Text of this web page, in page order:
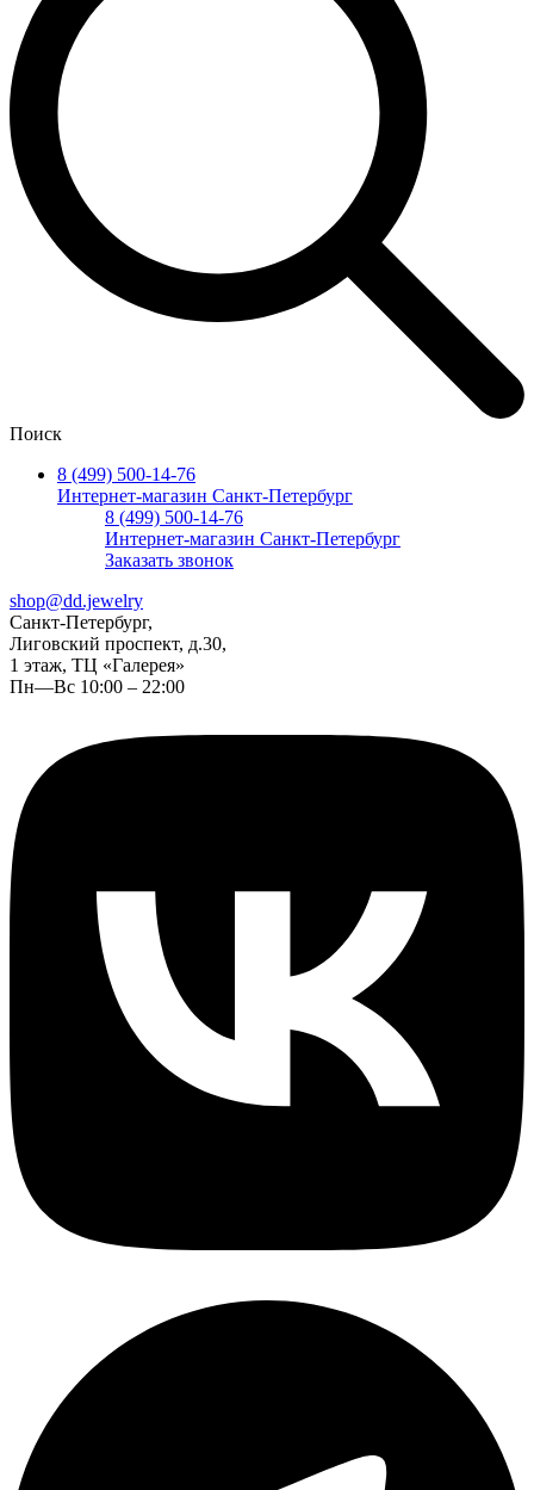
Поиск
8 (499) 500-14-76
Интернет-магазин Санкт-Петербург
8 (499) 500-14-76
Интернет-магазин Санкт-Петербург
Заказать звонок
shop@dd.jewelry
Санкт-Петербург,
Лиговский проспект, д.30,
1 этаж, ТЦ «Галерея»
Пн—Вс 10:00 – 22:00